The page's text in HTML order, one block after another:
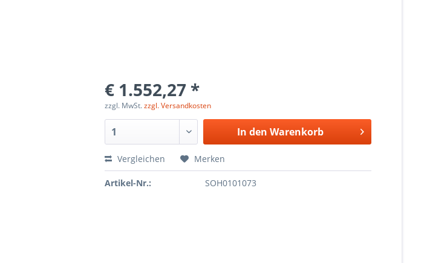
€ 1.552,27 *
zzgl. MwSt.zzgl. Versandkosten
In den Warenkorb
Vergleichen Merken
Artikel-Nr.: SOH0101073